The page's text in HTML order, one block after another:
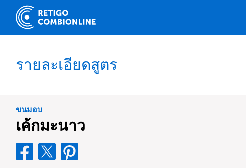
รายละเอียดสูตร
ขนมอบ
เค้กมะนาว